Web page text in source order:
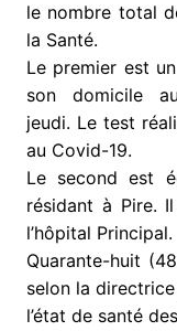
le nombre total
la Santé.
Le premier est
son domicile
jeudi. Le test
au Covid-19.
Le second est
résidant à Pire.
l’hôpital Principal.
Quarante-huit
selon la
l’état de santé